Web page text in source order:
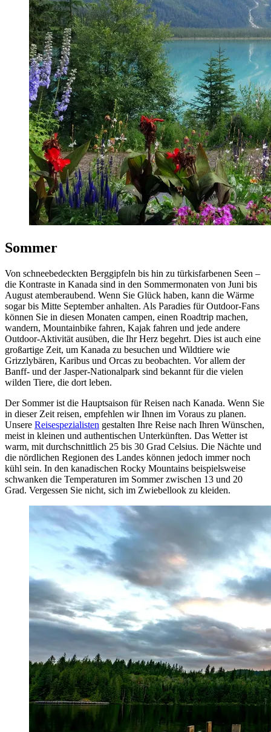
Sommer
Von schneebedeckten Berggipfeln bis hin zu türkisfarbenen Seen –
die Kontraste in Kanada sind in den Sommermonaten von Juni bis
August atemberaubend. Wenn Sie Glück haben, kann die Wärme
sogar bis Mitte September anhalten. Als Paradies für Outdoor-Fans
können Sie in diesen Monaten campen, einen Roadtrip machen,
wandern, Mountainbike fahren, Kajak fahren und jede andere
Outdoor-Aktivität ausüben, die Ihr Herz begehrt. Dies ist auch eine
großartige Zeit, um Kanada zu besuchen und Wildtiere wie
Grizzlybären, Karibus und Orcas zu beobachten. Vor allem der
Banff- und der Jasper-Nationalpark sind bekannt für die vielen
wilden Tiere, die dort leben.
Der Sommer ist die Hauptsaison für Reisen nach Kanada. Wenn Sie
in dieser Zeit reisen, empfehlen wir Ihnen im Voraus zu planen.
Unsere Reisespezialisten gestalten Ihre Reise nach Ihren Wünschen,
meist in kleinen und authentischen Unterkünften. Das Wetter ist
warm, mit durchschnittlich 25 bis 30 Grad Celsius. Die Nächte und
die nördlichen Regionen des Landes können jedoch immer noch
kühl sein. In den kanadischen Rocky Mountains beispielsweise
schwanken die Temperaturen im Sommer zwischen 13 und 20
Grad. Vergessen Sie nicht, sich im Zwiebellook zu kleiden.